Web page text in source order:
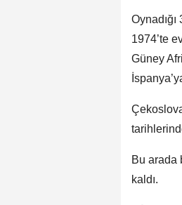
1974’te
Güney
Bu arada
kaldı.